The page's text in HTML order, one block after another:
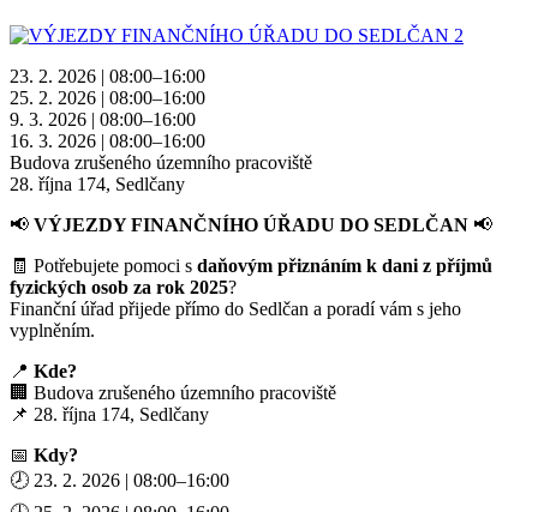
23. 2. 2026 | 08:00–16:00
25. 2. 2026 | 08:00–16:00
9. 3. 2026 | 08:00–16:00
16. 3. 2026 | 08:00–16:00
Budova zrušeného územního pracoviště
28. října 174, Sedlčany
📢 VÝJEZDY FINANČNÍHO ÚŘADU DO SEDLČAN 📢
🧾 Potřebujete pomoci s daňovým přiznáním k dani z příjmů
fyzických osob za rok 2025?
Finanční úřad přijede přímo do Sedlčan a poradí vám s jeho
vyplněním.
📍 Kde?
🏢 Budova zrušeného územního pracoviště
📌 28. října 174, Sedlčany
📅 Kdy?
🕗 23. 2. 2026 | 08:00–16:00